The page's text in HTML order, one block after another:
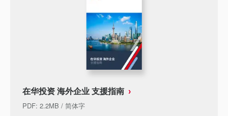
在华投资 海外企业 支援指南
PDF: 2.2MB / 简体字